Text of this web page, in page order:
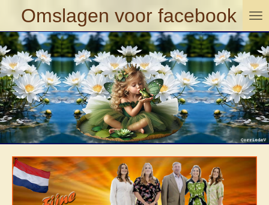
direct
naar
de
hoofdinhoud
Omslagen voor facebook